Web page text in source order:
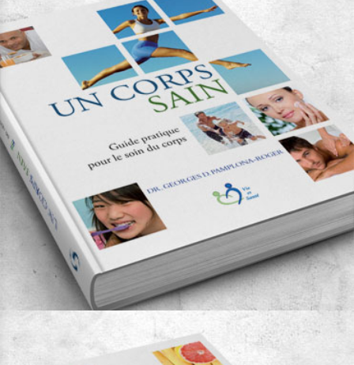
Guide des plantes médicinales
Auteur:Dr. Georges Pamplona Roger
Bibliothèque Éducation et
Santé